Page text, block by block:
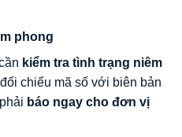
phong
kiểm tra tình trạng niêm
chiếu mã số với biên bản
báo ngay cho đơn vị